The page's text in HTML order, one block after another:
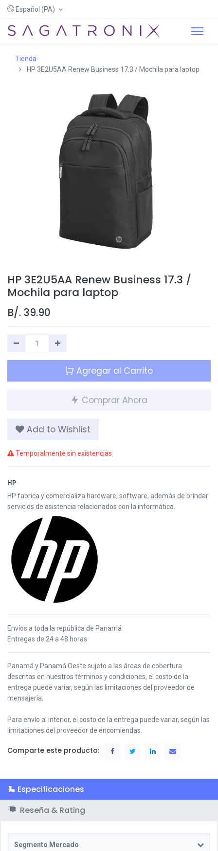
Español (PA)
Tienda
HP 3E2U5AA Renew Business 17.3 / Mochila para laptop
HP 3E2U5AA Renew Business 17.3 /
Mochila para laptop
B/. 39.90
Agregar al Carrito
Comprar Ahora
Add to Wishlist
Temporalmente sin existencias
HP
HP fabrica y comercializa hardware, software, además de brindar
servicios de asistencia relacionados con la informática.
Envíos a toda la república de Panamá
Entregas de 24 a 48 horas
Panamá y Panamá Oeste sujeto a las áreas de cobertura
descritas en nuestros términos y condiciones, el costo de la
entrega puede variar, según las limitaciones del proveedor de
mensajería.
Para envío al interior, el costo de la entrega puede variar, según las
limitaciones del proveedor de encomiendas.
Comparte este producto:
Especificaciones
Reseña & Rating
Segmento Mercado